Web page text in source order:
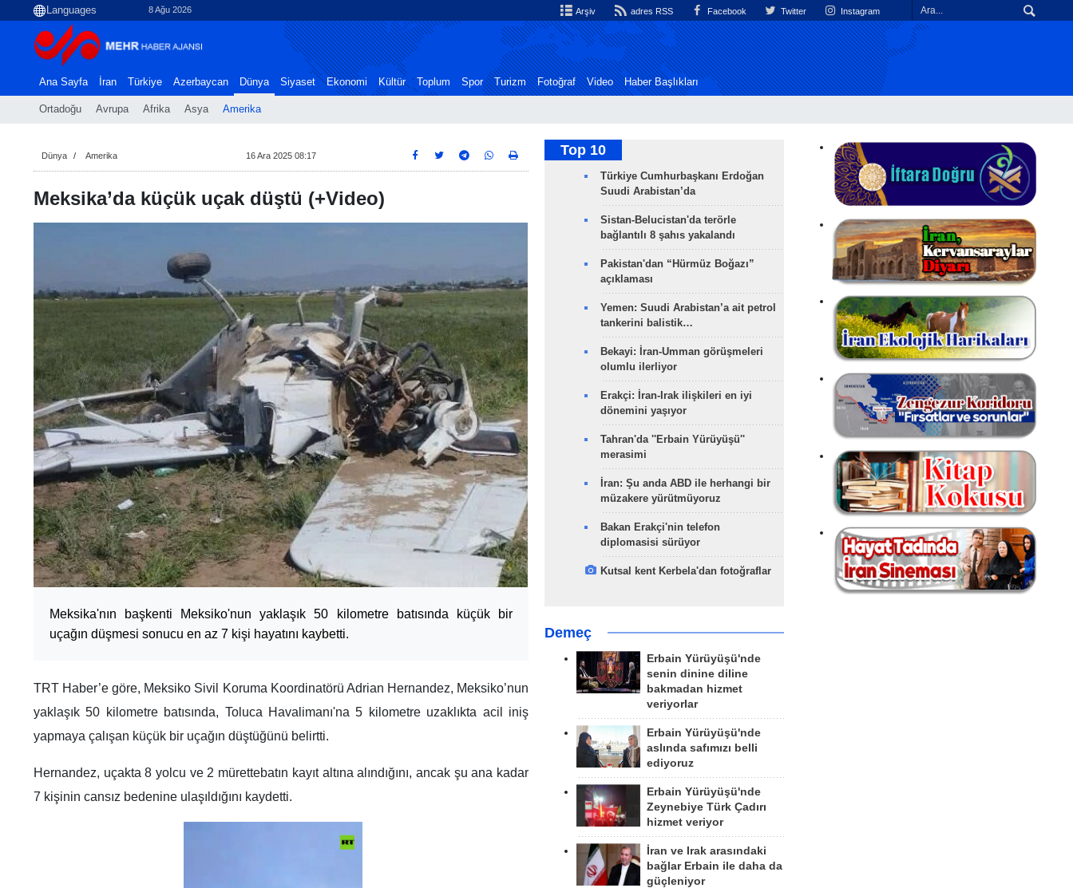
8 Ağu 2026 Arşiv adres RSS Facebook Twitter Instagram
Ana Sayfa İran Türkiye Azerbaycan Dünya
Ortadoğu Avrupa Afrika Asya Amerika
Siyaset Ekonomi Kültür Toplum Spor Turizm Fotoğraf Video Haber Başlıkları
Dünya Amerika 16 Ara 2025 08:17
Meksika’da küçük uçak düştü (+Video)
Meksika'nın başkenti Meksiko'nun yaklaşık 50 kilometre batısında küçük bir
uçağın düşmesi sonucu en az 7 kişi hayatını kaybetti.
TRT Haber’e göre, Meksiko Sivil Koruma Koordinatörü Adrian Hernandez, Meksiko’nun
yaklaşık 50 kilometre batısında, Toluca Havalimanı'na 5 kilometre uzaklıkta acil iniş
yapmaya çalışan küçük bir uçağın düştüğünü belirtti.
Hernandez, uçakta 8 yolcu ve 2 mürettebatın kayıt altına alındığını, ancak şu ana kadar
7 kişinin cansız bedenine ulaşıldığını kaydetti.
Top 10
Türkiye Cumhurbaşkanı Erdoğan
Suudi Arabistan’da
Sistan-Belucistan'da terörle
bağlantılı 8 şahıs yakalandı
Pakistan'dan “Hürmüz Boğazı”
açıklaması
Yemen: Suudi Arabistan’a ait petrol
tankerini balistik…
Bekayi: İran-Umman görüşmeleri
olumlu ilerliyor
Erakçi: İran-Irak ilişkileri en iyi
dönemini yaşıyor
Tahran'da ''Erbain Yürüyüşü''
merasimi
İran: Şu anda ABD ile herhangi bir
müzakere yürütmüyoruz
Bakan Erakçi'nin telefon
diplomasisi sürüyor
Kutsal kent Kerbela'dan fotoğraflar
Demeç
Erbain Yürüyüşü'nde
senin dinine diline
bakmadan hizmet
veriyorlar
Erbain Yürüyüşü'nde
aslında safımızı belli
ediyoruz
Erbain Yürüyüşü'nde
Zeynebiye Türk Çadırı
hizmet veriyor
İran ve Irak arasındaki
bağlar Erbain ile daha da
güçleniyor